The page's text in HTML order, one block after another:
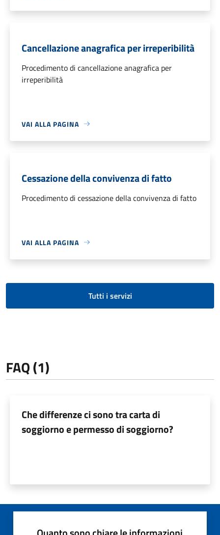
Cancellazione anagrafica per irreperibilità
Procedimento di cancellazione anagrafica per
irreperibilità
VAI ALLA PAGINA
Cessazione della convivenza di fatto
Procedimento di cessazione della convivenza di fatto
VAI ALLA PAGINA
Tutti i servizi
FAQ (1)
Che differenze ci sono tra carta di
soggiorno e permesso di soggiorno?